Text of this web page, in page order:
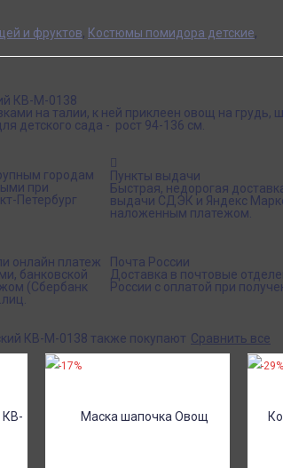
и фруктов, Костюмы помидора детские,
КВ-М-0138
на талии, к ней приклеен овощ на грудь,
детского сада - рост 94-136 см.
городам
при
Петербург
Пункты выдачи
Быстрая, недорогая
выдачи СДЭК и Яндекс
наложенным платежом.
онлайн платеж
банковской
(Сбербанк
Почта России
Доставка в почтовые
России с оплатой при
КВ-М-0138 также покупают Сравнить все
-17% -29%